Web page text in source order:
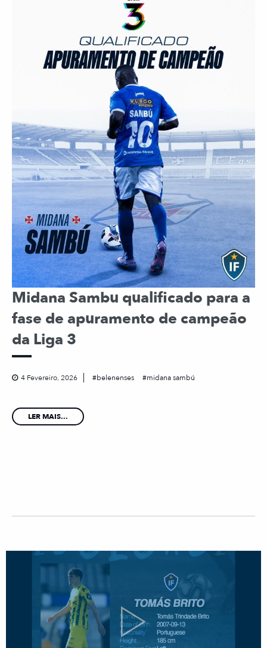
Midana Sambu qualificado para a
fase de apuramento de campeão
da Liga 3
4 Fevereiro, 2026 belenenses midana sambú
LER MAIS...